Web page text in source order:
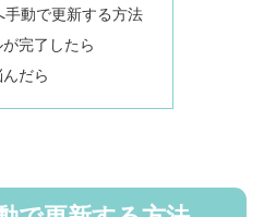
手動で更新する方法
完了したら
だら